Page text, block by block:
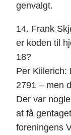
genvalgt.
14. Frank
er koden til
18?
Per Kiilerich:
2791 – men
Der var
at få
foreningens